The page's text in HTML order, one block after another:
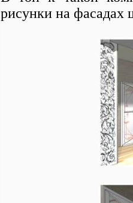
рисунки на